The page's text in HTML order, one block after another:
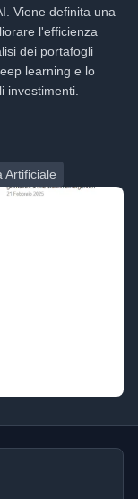
Viene definita una
l'efficienza
dei portafogli
learning e lo
investimenti.
Artificiale